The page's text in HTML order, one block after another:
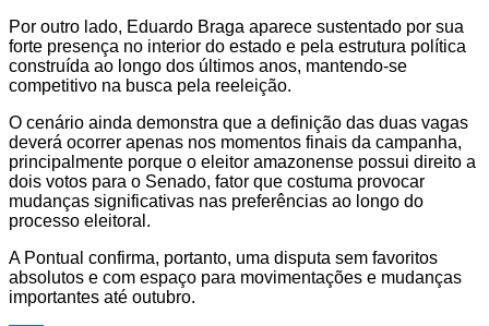
Por outro lado, Eduardo Braga aparece sustentado por sua
forte presença no interior do estado e pela estrutura política
construída ao longo dos últimos anos, mantendo-se
competitivo na busca pela reeleição.
O cenário ainda demonstra que a definição das duas vagas
deverá ocorrer apenas nos momentos finais da campanha,
principalmente porque o eleitor amazonense possui direito a
dois votos para o Senado, fator que costuma provocar
mudanças significativas nas preferências ao longo do
processo eleitoral.
A Pontual confirma, portanto, uma disputa sem favoritos
absolutos e com espaço para movimentações e mudanças
importantes até outubro.